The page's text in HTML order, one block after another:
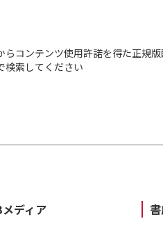
コンテンツ使用許諾を得た正規
検索してください
ディア